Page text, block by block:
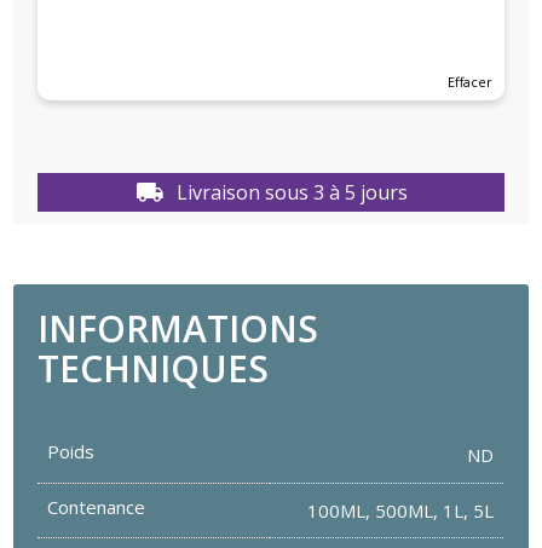
Effacer
Livraison sous 3 à 5 jours
INFORMATIONS
TECHNIQUES
Poids ND
Contenance 100ML, 500ML, 1L, 5L